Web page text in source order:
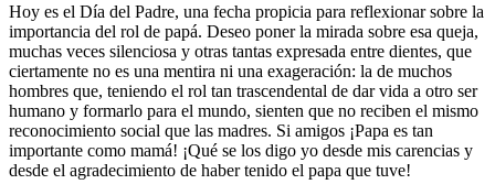
Hoy es el Día del Padre, una fecha propicia para reflexionar sobre la
importancia del rol de papá. Deseo poner la mirada sobre esa queja,
muchas veces silenciosa y otras tantas expresada entre dientes, que
ciertamente no es una mentira ni una exageración: la de muchos
hombres que, teniendo el rol tan trascendental de dar vida a otro ser
humano y formarlo para el mundo, sienten que no reciben el mismo
reconocimiento social que las madres. Si amigos ¡Papa es tan
importante como mamá! ¡Qué se los digo yo desde mis carencias y
desde el agradecimiento de haber tenido el papa que tuve!